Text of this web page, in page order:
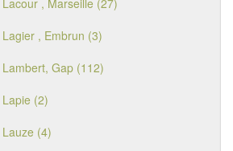
Lacour , Marseille (27)
Lagier , Embrun (3)
Lambert, Gap (112)
Lapie (2)
Lauze (4)